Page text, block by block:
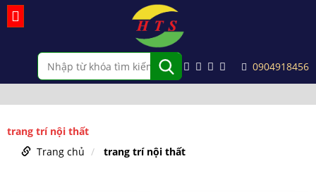
0904918456
trang trí nội thất
Trang chủ
trang trí nội thất